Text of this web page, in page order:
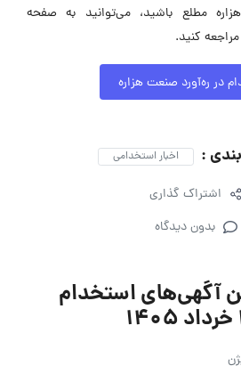
مطلع باشید، می‌توانید به صفحه
کنید.
در ره‌آورد صنعت هزاره
: اخبار استخدامی
اشتراک گذاری
بدون دیدگاه
آگهی‌های استخدام